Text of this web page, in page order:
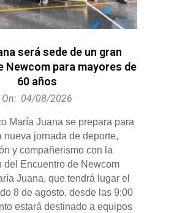
será sede de un gran
Newcom para mayores de
60 años
On: 04/08/2026
María Juana se prepara para
nueva jornada de deporte,
y compañerismo con la
del Encuentro de Newcom
Juana, que tendrá lugar el
8 de agosto, desde las 9:00
estará destinado a equipos